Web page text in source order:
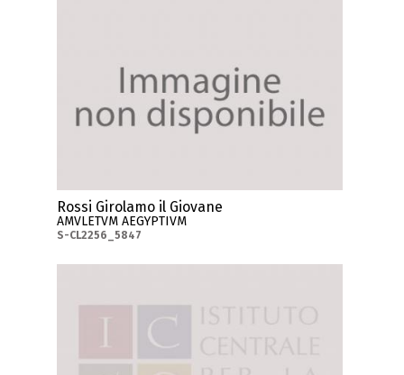
Rossi Girolamo il Giovane
AMVLETVM AEGYPTIVM
S-CL2256_5847